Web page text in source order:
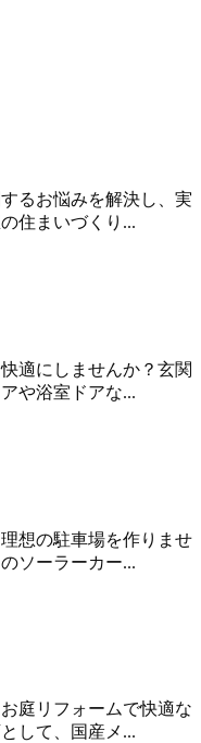
るお悩みを解決し、実
住まいづくり...
適にしませんか？玄関
や浴室ドアな...
想の駐車場を作りませ
ソーラーカー...
庭リフォームで快適な
して、国産メ...